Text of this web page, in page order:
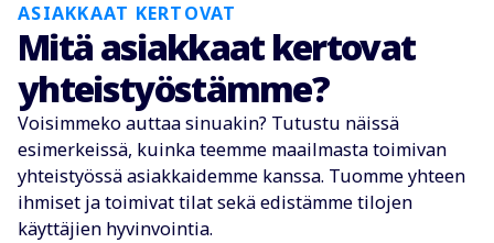
ASIAKKAAT KERTOVAT
Mitä asiakkaat kertovat
yhteistyöstämme?
Voisimmeko auttaa sinuakin? Tutustu näissä
esimerkeissä, kuinka teemme maailmasta toimivan
yhteistyössä asiakkaidemme kanssa. Tuomme yhteen
ihmiset ja toimivat tilat sekä edistämme tilojen
käyttäjien hyvinvointia.